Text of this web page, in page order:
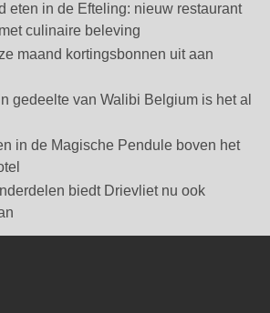
eten in de Efteling: nieuw restaurant
culinaire beleving
maand kortingsbonnen uit aan
gedeelte van Walibi Belgium is het al
in de Magische Pendule boven het
biedt Drievliet nu ook